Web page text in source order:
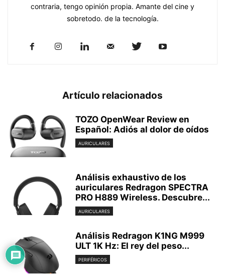
contraria, tengo opinión propia. Amante del cine y
sobretodo. de la tecnología.
Artículo relacionados
TOZO OpenWear Review en
Español: Adiós al dolor de oídos
AURICULARES
Análisis exhaustivo de los
auriculares Redragon SPECTRA
PRO H889 Wireless. Descubre...
AURICULARES
Análisis Redragon K1NG M999
ULT 1K Hz: El rey del peso...
PERIFÉRICOS